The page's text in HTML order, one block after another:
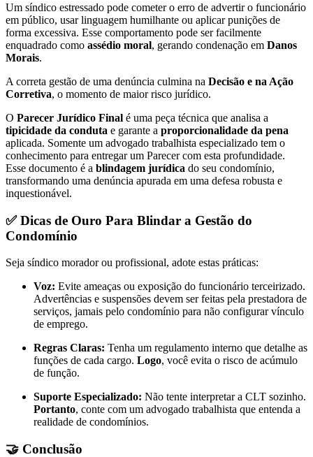
Um síndico estressado pode cometer o erro de advertir o funcionário
em público, usar linguagem humilhante ou aplicar punições de
forma excessiva. Esse comportamento pode ser facilmente
enquadrado como assédio moral, gerando condenação em Danos
Morais.
A correta gestão de uma denúncia culmina na Decisão e na Ação
Corretiva, o momento de maior risco jurídico.
O Parecer Jurídico Final é uma peça técnica que analisa a
tipicidade da conduta e garante a proporcionalidade da pena
aplicada. Somente um advogado trabalhista especializado tem o
conhecimento para entregar um Parecer com esta profundidade.
Esse documento é a blindagem jurídica do seu condomínio,
transformando uma denúncia apurada em uma defesa robusta e
inquestionável.
✅ Dicas de Ouro Para Blindar a Gestão do
Condomínio
Seja síndico morador ou profissional, adote estas práticas:
Voz: Evite ameaças ou exposição do funcionário terceirizado.
Advertências e suspensões devem ser feitas pela prestadora de
serviços, jamais pelo condomínio para não configurar vínculo
de emprego.
Regras Claras: Tenha um regulamento interno que detalhe as
funções de cada cargo. Logo, você evita o risco de acúmulo
de função.
Suporte Especializado: Não tente interpretar a CLT sozinho.
Portanto, conte com um advogado trabalhista que entenda a
realidade de condomínios.
🤝 Conclusão